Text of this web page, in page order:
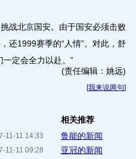
北京国安。由于国安必须击败
还1999赛季的“人情”。对此，舒
定会全力以赴。”
(责任编辑：姚远)
[我来说两句]
11-11 14:33
11-11 09:28
相关推荐
鲁能的新闻
亚冠的新闻